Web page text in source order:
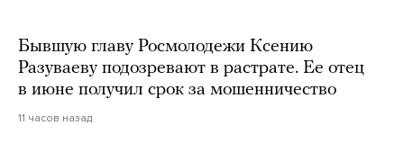
Бывшую главу Росмолодежи Ксению
Разуваеву подозревают в растрате. Ее отец
в июне получил срок за мошенничество
11 часов назад